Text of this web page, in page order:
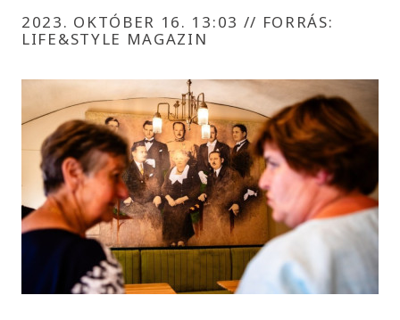
2023. OKTÓBER 16. 13:03 // FORRÁS:
LIFE&STYLE MAGAZIN